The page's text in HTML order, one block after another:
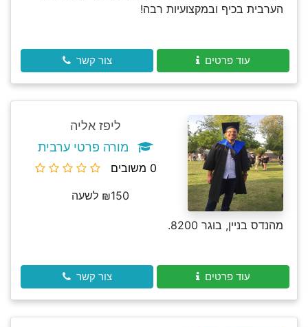
הערבית בכיף ובמקצועיות רבה!
עוד פרטים צור קשר
ליפז אליה
מורה פרטי ערבית
0 משובים
₪150 לשעה
מהנדס בניין, בוגר 8200.
עוד פרטים צור קשר